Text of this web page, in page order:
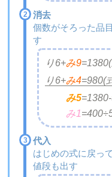
消去
個数がそろった品
す
り6+み9=
り6+み4=
み5=
み1=
980(
代入
はじめの式に戻っ
値段も出す